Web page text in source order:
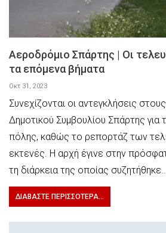
Αεροδρόμιο Σπάρτης | Οι
τα επόμενα βήματα
Οκτ 31, 2023
Συνεχίζονται οι αντεγκλήσεις
Δημοτικού Συμβουλίου Σπάρτης για
πόλης, καθώς το ρεπορτάζ των
εκτενές. Η αρχή έγινε στην
τη διάρκεια της οποίας συζητήθηκε…
ΔΙΑΒΆΣΤΕ ΠΕΡΙΣΣΌΤΕΡΑ...